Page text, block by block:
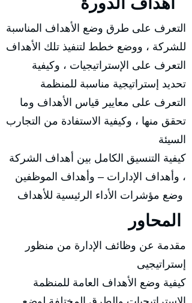
التعرف على طرق وضع الأهداف المناسبة
للشركة ، ووضع خطط لتنفيذ تلك الأهداف
التعرف على الإستراتيجيات ، وكيفية
تحديد إستراتيجية مناسبة للمنظمة
التعرف على معايير قياس الأهداف وما
تحقق منها ، وكيفية الاستفادة من التجارب
السيئة
كيفية التنسيق الكامل بين أهداف الشركة
، وأهداف الإدارات – وأهداف الموظفين
وضع مؤشرات الأداء الرئيسية للأهداف
مقدمة عن وظائف الإدارة من منظور
إستراتيجيى
كيفية وضع الأهداف العامة للمنظمة